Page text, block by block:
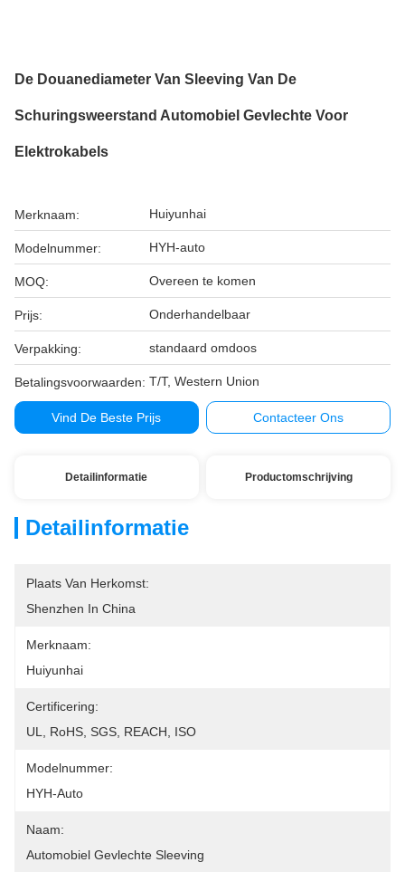
De Douanediameter Van Sleeving Van De
Schuringsweerstand Automobiel Gevlechte Voor
Elektrokabels
Merknaam: Huiyunhai
Modelnummer: HYH-auto
MOQ: Overeen te komen
Prijs: Onderhandelbaar
Verpakking: standaard omdoos
Betalingsvoorwaarden: T/T, Western Union
Vind De Beste Prijs Contacteer Ons
Detailinformatie Productomschrijving
Detailinformatie
Plaats Van Herkomst:
Shenzhen In China
Merknaam:
Huiyunhai
Certificering:
UL, RoHS, SGS, REACH, ISO
Modelnummer:
HYH-Auto
Naam:
Automobiel Gevlechte Sleeving